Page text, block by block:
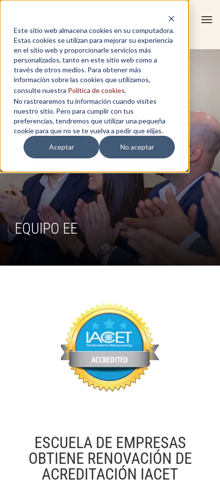
Este sitio web almacena cookies en su computadora.
Estas cookies se utilizan para mejorar su experiencia
en el sitio web y proporcionarle servicios más
personalizados, tanto en este sitio web como a
través de otros medios. Para obtener más
información sobre las cookies que utilizamos,
consulte nuestra Política de cookies.
No rastrearemos tu información cuando visites
nuestro sitio. Pero para cumplir con tus
preferencias, tendremos que utilizar una pequeña
cookie para que no se te vuelva a pedir que elijas.
Aceptar
No aceptar
EQUIPO EE
ESCUELA DE EMPRESAS
OBTIENE RENOVACIÓN DE
ACREDITACIÓN IACET